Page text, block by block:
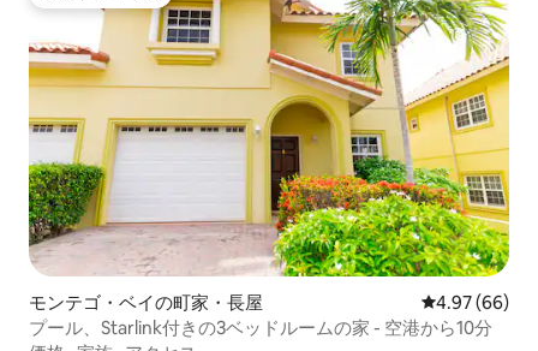
モンテゴ・ベイの町家・長屋 レビュー66
4.97 (66)
プール、Starlink付きの3ベッドルームの家 - 空港から10分